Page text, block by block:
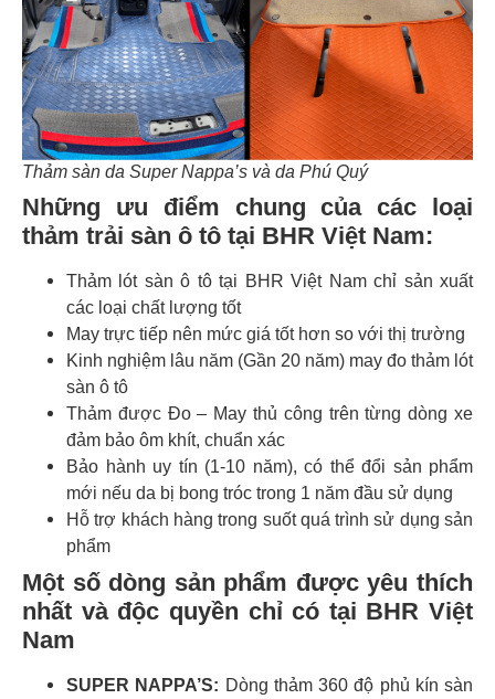
Thảm sàn da Super Nappa’s và da Phú Quý
Những ưu điểm chung của các loại
thảm trải sàn ô tô tại BHR Việt Nam:
Thảm lót sàn ô tô tại BHR Việt Nam chỉ sản xuất
các loại chất lượng tốt
May trực tiếp nên mức giá tốt hơn so với thị trường
Kinh nghiệm lâu năm (Gần 20 năm) may đo thảm lót
sàn ô tô
Thảm được Đo – May thủ công trên từng dòng xe
đảm bảo ôm khít, chuẩn xác
Bảo hành uy tín (1-10 năm), có thể đổi sản phẩm
mới nếu da bị bong tróc trong 1 năm đầu sử dụng
Hỗ trợ khách hàng trong suốt quá trình sử dụng sản
phẩm
Một số dòng sản phẩm được yêu thích
nhất và độc quyền chỉ có tại BHR Việt
Nam
SUPER NAPPA’S: Dòng thảm 360 độ phủ kín sàn